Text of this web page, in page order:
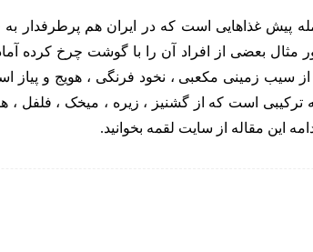
غذاهایی است که در ایران هم پرطرفدار به
مثال بعضی از افراد آن را با گوشت چرخ کرده
سیب زمینی مکعبی ، نخود فرنگی ، هویج و پیاز
ترکیبی است که از گشنیز ، زیره ، میخک ، فلفل ،
این مقاله از سایت لقمه بخوانید.